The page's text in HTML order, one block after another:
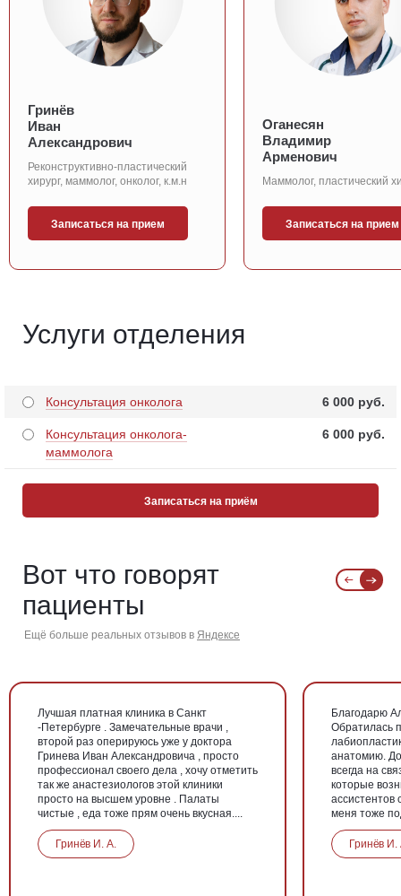
Гринёв
Иван
Александрович
Реконструктивно-пластический
хирург, маммолог, онколог, к.м.н
Записаться на прием
Оганесян
Владимир
Арменович
Маммолог, пластический
Записаться на прием
Услуги отделения
Консультация онколога 6 000 pуб.
Консультация онколога-
маммолога
6 000 pуб.
Записаться на приём
Вот что говорят
пациенты
Ещё больше реальных отзывов в Яндексе
Лучшая платная клиника в Санкт
-Петербурге . Замечательные врачи ,
второй раз оперируюсь уже у доктора
Гринева Иван Александровича , просто
профессионал своего дела , хочу отметить
так же анастезиологов этой клиники
просто на высшем уровне . Палаты
чистые , еда тоже прям очень вкусная....
Гринёв И. А.
Благодарю
Обратилась
анатомию.
всегда на
которые
меня тоже
Гринёв И.